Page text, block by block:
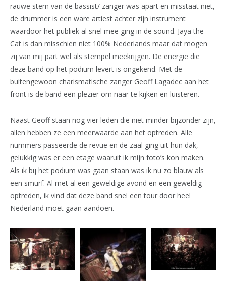
rauwe stem van de bassist/ zanger was apart en misstaat niet,
de drummer is een ware artiest achter zijn instrument
waardoor het publiek al snel mee ging in de sound. Jaya the
Cat is dan misschien niet 100% Nederlands maar dat mogen
zij van mij part wel als stempel meekrijgen. De energie die
deze band op het podium levert is ongekend. Met de
buitengewoon charismatische zanger Geoff Lagadec aan het
front is de band een plezier om naar te kijken en luisteren.
Naast Geoff staan nog vier leden die niet minder bijzonder zijn,
allen hebben ze een meerwaarde aan het optreden. Alle
nummers passeerde de revue en de zaal ging uit hun dak,
gelukkig was er een etage waaruit ik mijn foto’s kon maken.
Als ik bij het podium was gaan staan was ik nu zo blauw als
een smurf. Al met al een geweldige avond en een geweldig
optreden, ik vind dat deze band snel een tour door heel
Nederland moet gaan aandoen.